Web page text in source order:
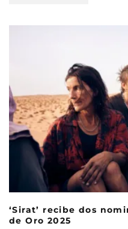
‘Sirat’ recibe dos
de Oro 2025